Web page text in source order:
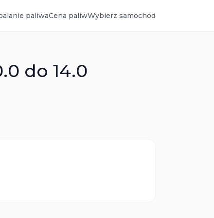
paliwaCena paliwWybierz samochód
do 14.0